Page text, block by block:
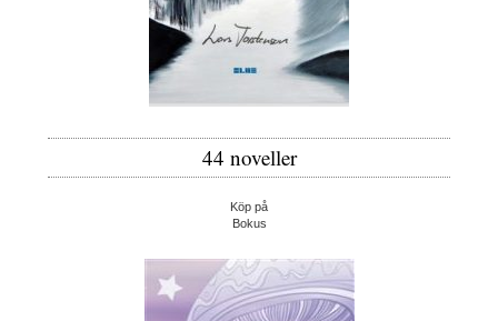
44 noveller
Köp på
Bokus